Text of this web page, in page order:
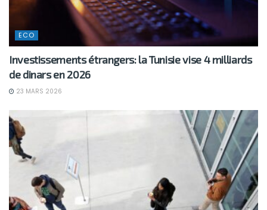
ECO
Investissements étrangers: la Tunisie vise 4 milliards
de dinars en 2026
23 MARS 2026